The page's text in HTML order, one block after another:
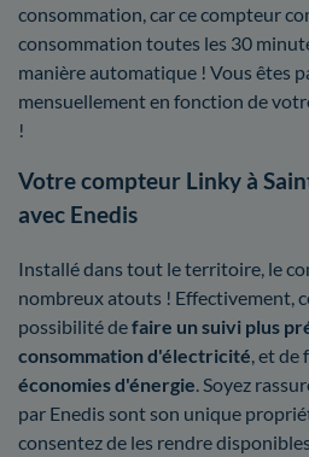
consommation, car ce compteur
consommation toutes les 30
manière automatique ! Vous êtes
mensuellement en fonction de
!
Votre compteur Linky à
avec Enedis
Installé dans tout le territoire, le
nombreux atouts ! Effectivement,
possibilité defaire un suivi plus
consommation d'électricité , et
économies d'énergie . Soyez
par Enedis sont son unique
consentez de les rendre disponibles.